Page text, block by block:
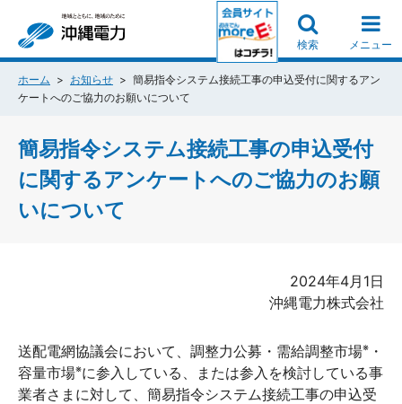
検索 メニュー
ホーム お知らせ
簡易指令システム接続工事の申込受付に関するアン
ケートへのご協力のお願いについて
簡易指令システム接続工事の申込受付
に関するアンケートへのご協力のお願
いについて
2024年4月1日
沖縄電力株式会社
送配電網協議会において、調整力公募・需給調整市場※ ・
容量市場※に参入している、または参入を検討している事
業者さまに対して、簡易指令システム接続工事の申込受